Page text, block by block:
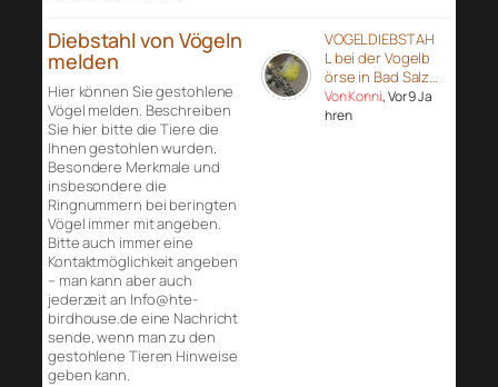
Diebstahl von Vögeln
melden
Hier können Sie gestohlene
Vögel melden. Beschreiben
Sie hier bitte die Tiere die
Ihnen gestohlen wurden.
Besondere Merkmale und
insbesondere die
Ringnummern bei beringten
Vögel immer mit angeben.
Bitte auch immer eine
Kontaktmöglichkeit angeben
– man kann aber auch
jederzeit an Info@hte-
birdhouse.de eine Nachricht
sende, wenn man zu den
gestohlene Tieren Hinweise
geben kann.
VOGELDIEBSTAH
L bei der Vogelb
örse in Bad Salz…
Von Konni, Vor 9 Ja
hren